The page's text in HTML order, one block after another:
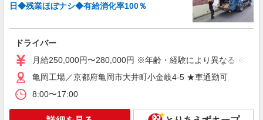
日◆残業ほぼナシ◆有給消化率100％
ドライバー
月給250,000円〜280,000円 ※年齢・経験により異なる ※試
亀岡工場／京都府亀岡市大井町小金岐4-5 ★車通勤可
8:00〜17:00